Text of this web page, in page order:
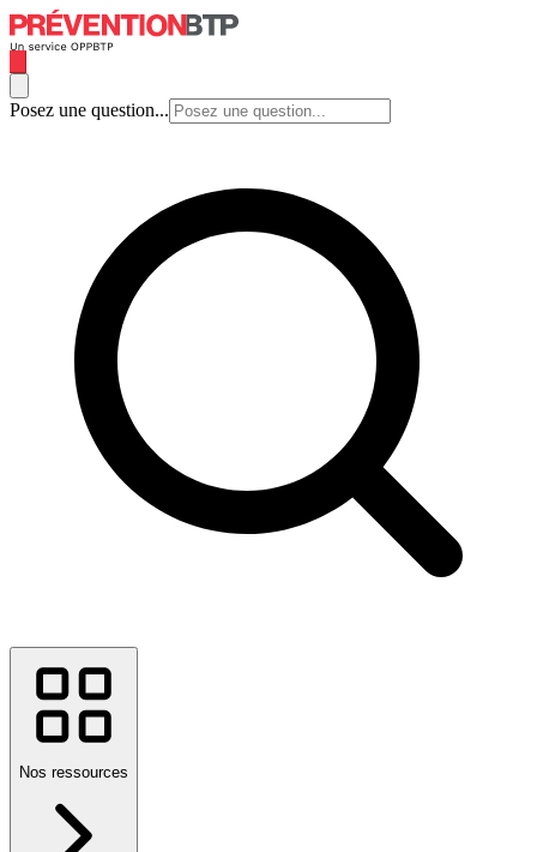
Posez une question...
Nos ressources